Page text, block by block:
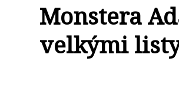
Monstera
velkými